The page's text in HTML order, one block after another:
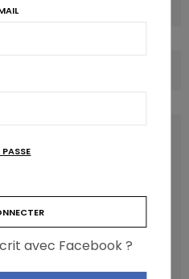
avec Facebook ?